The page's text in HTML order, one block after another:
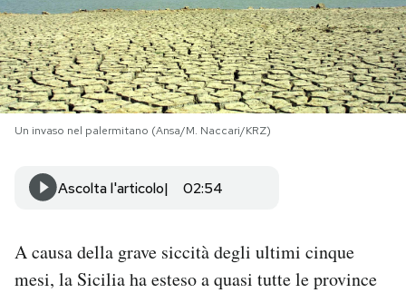
NEWSLETTER
I MIEI PREFERITI
SHOP
CALENDARIO
AREA PERSONALE
Un invaso nel palermitano (Ansa/M. Naccari/KRZ)
Ascolta l'articolo 02:54
A causa della grave siccità degli ultimi cinque
mesi, la Sicilia ha esteso a quasi tutte le province